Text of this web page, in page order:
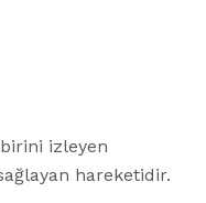
izleyen
hareketidir.